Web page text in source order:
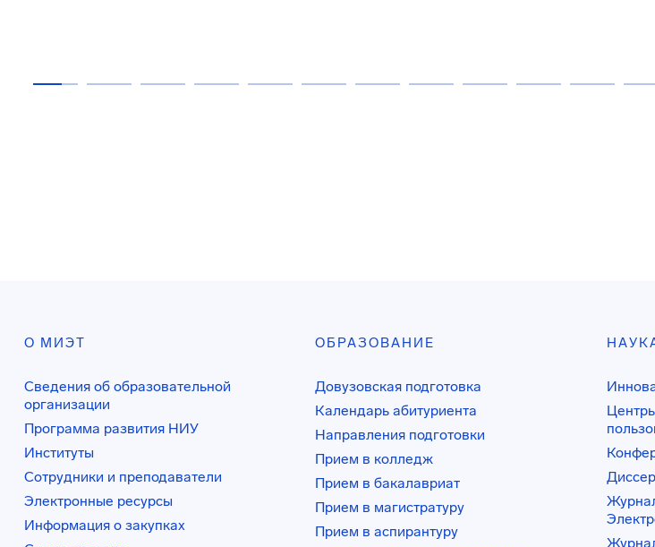
О МИЭТ
Сведения об образовательной
организации
Программа развития НИУ
Институты
Сотрудники и преподаватели
Электронные ресурсы
Информация о закупках
ОБРАЗОВАНИЕ
Довузовская подготовка
Календарь абитуриента
Направления подготовки
Прием в колледж
Прием в бакалавриат
Прием в магистратуру
Прием в аспирантуру